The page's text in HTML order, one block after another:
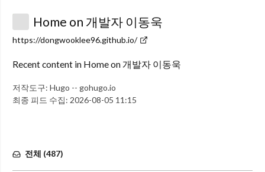
Home on 개발자 이동욱
https://dongwooklee96.github.io/
Recent content in Home on 개발자 이동욱
저작도구: Hugo -- gohugo.io
최종 피드 수집: 2026-08-05 11:15
전체 (487)